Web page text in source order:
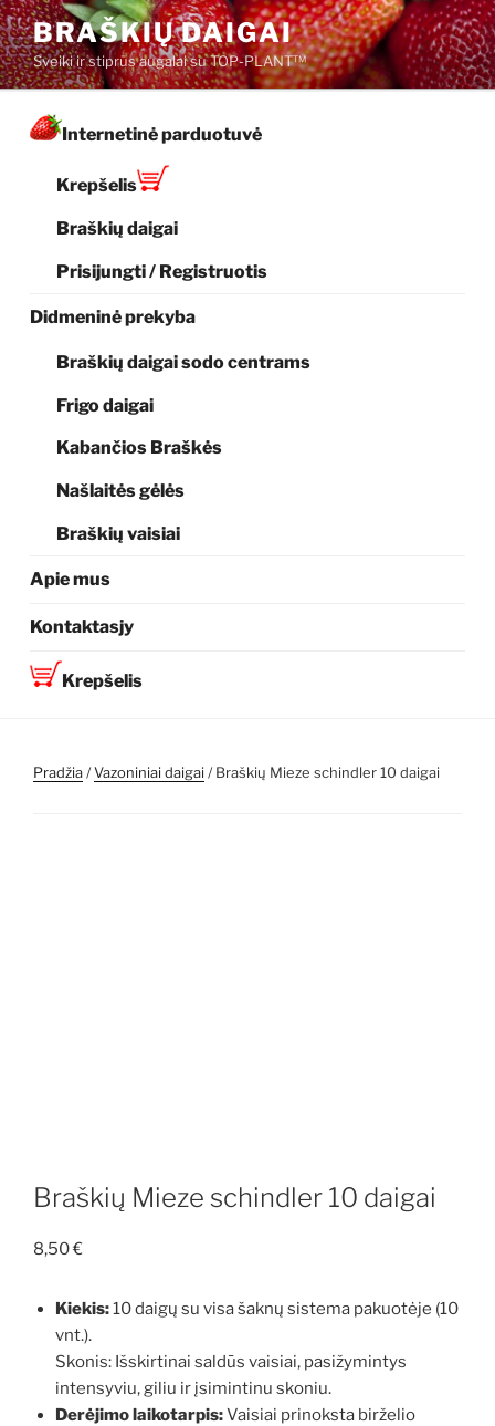
Eiti
prie
turinio
BRAŠKIŲ DAIGAI
Sveiki ir stiprūs augalai su TOP-PLANT™
Internetinė parduotuvė
Krepšelis
Braškių daigai
Prisijungti / Registruotis
Didmeninė prekyba
Braškių daigai sodo centrams
Frigo daigai
Kabančios Braškės
Našlaitės gėlės
Braškių vaisiai
Apie mus
Kontaktasjy
Krepšelis
Pradžia/Vazoniniai daigai / Braškių Mieze schindler 10 daigai
Braškių Mieze schindler 10 daigai
8,50€
Kiekis:10 daigų su visa šaknų sistema pakuotėje (10
vnt.).
Skonis: Išskirtinai saldūs vaisiai, pasižymintys
intensyviu, giliu ir įsimintinu skoniu.
Derėjimo laikotarpis:Vaisiai prinoksta birželio